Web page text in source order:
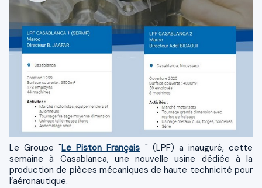
Le Groupe "Le Piston Français " (LPF) a inauguré, cette
semaine à Casablanca, une nouvelle usine dédiée à la
production de pièces mécaniques de haute technicité pour
l’aéronautique.